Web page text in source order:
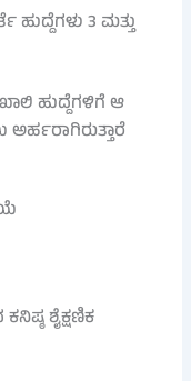
ಹುದ್ದೆಗಳು 3 ಮತ್ತು
ಹುದ್ದೆಗಳಿಗೆ ಆ
ಶೈಕ್ಷಣಿಕ